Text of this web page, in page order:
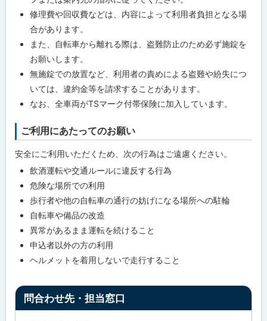
修理費や回収費などは、内容によって利用者負担となる場
合があります。
また、自転車から離れる際は、盗難防止のため必ず施錠を
お願いします。
無施錠での放置など、利用者の責めによる盗難や紛失につ
いては、違約金等を請求することがあります。
なお、全車両がTSマーク付帯保険に加入しています。
ご利用にあたってのお願い
安全にご利用いただくため、次の行為はご遠慮ください。
飲酒運転や交通ルールに違反する行為
危険な場所での利用
歩行者や他の自転車の通行の妨げになる場所への駐輪
自転車や備品の改造
異常があるまま運転を続けること
申込者以外の方の利用
ヘルメットを着用しないで走行すること
ト
問合わせ先・担当窓口